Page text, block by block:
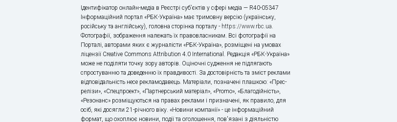
Ідентифікатор онлайн-медіа в Реєстрі суб’єктів у сфері медіа — R40-05347
Інформаційний портал «РБК-Україна» має тримовну версію (українську,
російську та англійську), головна сторінка порталу - https://www.rbc.ua.
Фотографії, зображення належать їх правовласникам. Всі фотографії на
Порталі, авторами яких є журналісти «РБК-Україна», розміщені на умовах
ліцензії Creative Commons Attribution 4.0 International. Редакція «РБК-Україна»
може не поділяти точку зору авторів. Оціночні судження не підлягають
спростуванню та доведенню їх правдивості. За достовірність та зміст реклами
відповідальність несе рекламодавець. Матеріали, позначені плашкою: «Прес-
релізи», «Спецпроект», «Партнерський матеріал», «Promo», «Благодійність»,
«Резонанс» розміщуються на правах реклами і призначені, як правило, для
осіб, які досягли 21-річного віку. «Новини компанії» - це інформаційний
формат, що охоплює новини, події та оголошення, пов'язані з діяльністю